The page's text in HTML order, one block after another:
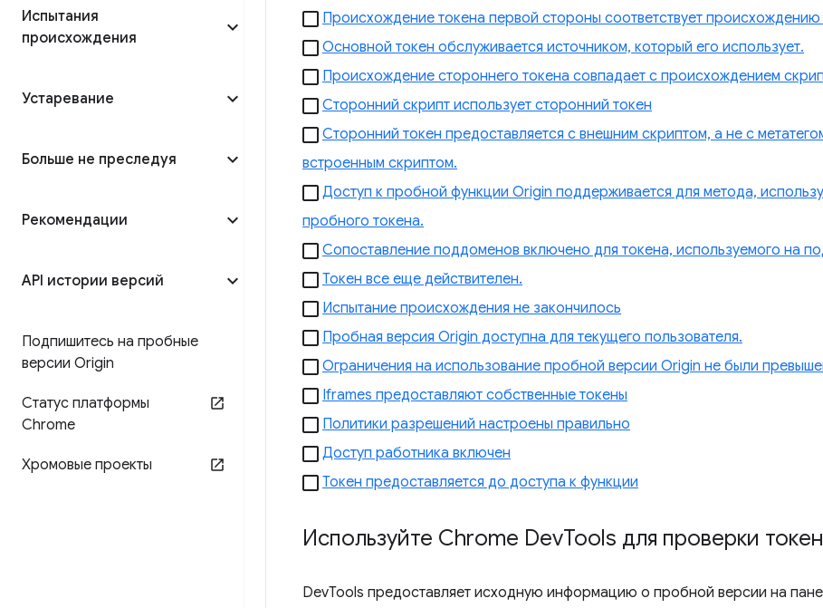
Испытания
происхождения
Устаревание
Больше не преследуя
Рекомендации
API истории версий
Подпишитесь на пробные
версии Origin
Статус платформы
Chrome
Хромовые проекты
Происхождение токена первой стороны соответствует
Основной токен обслуживается источником, который его использует.
Происхождение стороннего токена совпадает с происхождением
Сторонний скрипт использует сторонний токен
Сторонний токен предоставляется с внешним скриптом, а не с
встроенным скриптом.
Доступ к пробной функции Origin поддерживается для метода,
пробного токена.
Сопоставление поддоменов включено для токена, используемого на
Токен все еще действителен.
Испытание происхождения не закончилось
Пробная версия Origin доступна для текущего пользователя.
Ограничения на использование пробной версии Origin не были
Iframes предоставляют собственные токены
Политики разрешений настроены правильно
Доступ работника включен
Токен предоставляется до доступа к функции
Используйте Chrome DevTools для проверки
DevTools предоставляет исходную информацию о пробной версии на